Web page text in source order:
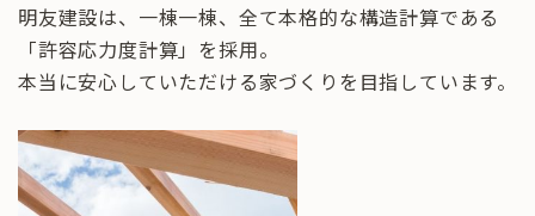
明友建設は、一棟一棟、全て本格的な構造計算である
「許容応力度計算」を採用。
本当に安心していただける家づくりを目指しています。